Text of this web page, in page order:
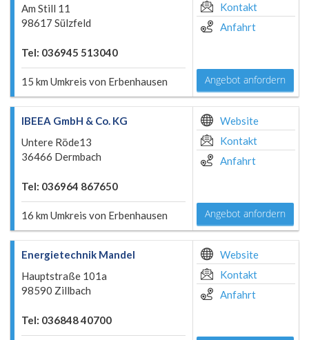
Am Still 11
98617 Sülzfeld
Tel: 036945 513040
15 km Umkreis von Erbenhausen
Kontakt
Anfahrt
Angebot anfordern
IBEEA GmbH & Co. KG
Untere Röde13
36466 Dermbach
Tel: 036964 867650
16 km Umkreis von Erbenhausen
Website
Kontakt
Anfahrt
Angebot anfordern
Energietechnik Mandel
Hauptstraße 101a
98590 Zillbach
Tel: 036848 40700
Website
Kontakt
Anfahrt